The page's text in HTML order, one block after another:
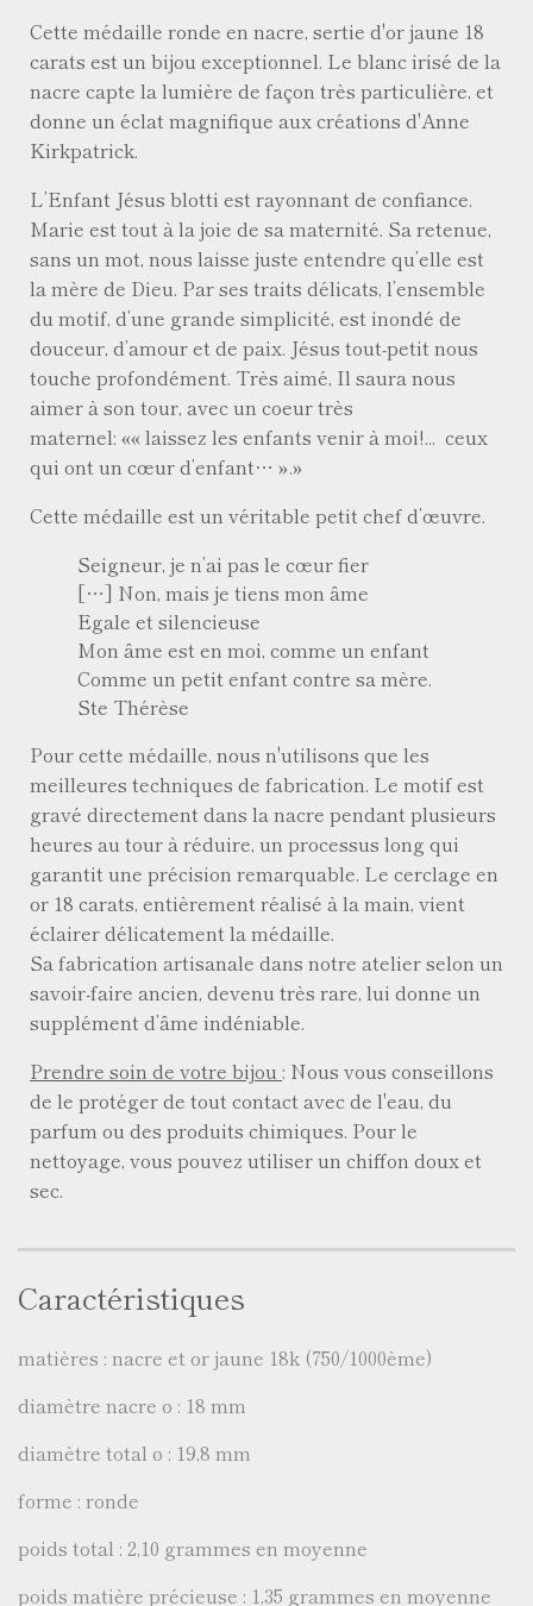
Cette médaille ronde en nacre, sertie d'or jaune 18
carats est un bijou exceptionnel. Le blanc irisé de la
nacre capte la lumière de façon très particulière, et
donne un éclat magnifique aux créations d'Anne
Kirkpatrick.
L’Enfant Jésus blotti est rayonnant de confiance.
Marie est tout à la joie de sa maternité. Sa retenue,
sans un mot, nous laisse juste entendre qu’elle est
la mère de Dieu. Par ses traits délicats, l’ensemble
du motif, d’une grande simplicité, est inondé de
douceur, d’amour et de paix. Jésus tout-petit nous
touche profondément. Très aimé, Il saura nous
aimer à son tour, avec un coeur très
maternel: « laissez les enfants venir à moi!... ceux
qui ont un cœur d’enfant… ».
Cette médaille est un véritable petit chef d’œuvre.
Seigneur, je n’ai pas le cœur fier
[…] Non, mais je tiens mon âme
Egale et silencieuse
Mon âme est en moi, comme un enfant
Comme un petit enfant contre sa mère.
Ste Thérèse
Pour cette médaille, nous n'utilisons que les
meilleures techniques de fabrication. Le motif est
gravé directement dans la nacre pendant plusieurs
heures au tour à réduire, un processus long qui
garantit une précision remarquable. Le cerclage en
or 18 carats, entièrement réalisé à la main, vient
éclairer délicatement la médaille.
Sa fabrication artisanale dans notre atelier selon un
savoir-faire ancien, devenu très rare, lui donne un
supplément d’âme indéniable.
Prendre soin de votre bijou : Nous vous conseillons
de le protéger de tout contact avec de l'eau, du
parfum ou des produits chimiques. Pour le
nettoyage, vous pouvez utiliser un chiffon doux et
sec.
Caractéristiques
matières : nacre et or jaune 18k (750/1000ème)
diamètre nacre ø : 18 mm
diamètre total ø : 19,8 mm
forme : ronde
poids total : 2,10 grammes en moyenne
poids matière précieuse : 1,35 grammes en moyenne